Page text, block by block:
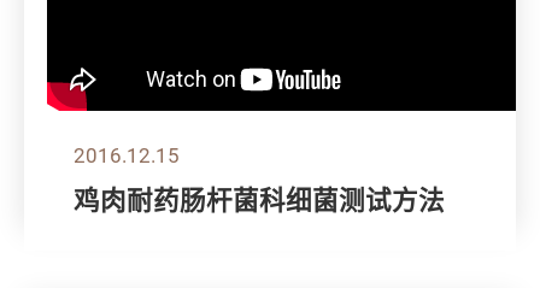
2016.12.15
鸡肉耐药肠杆菌科细菌测试方法